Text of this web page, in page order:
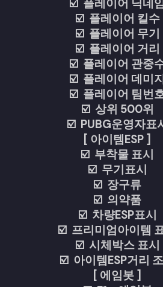
☑️ 플레이어 닉네
☑️ 플레이어 킬수
☑️ 플레이어 무기
☑️ 플레이어 거리
☑️ 플레이어 관중
☑️ 플레이어 데미
☑️ 플레이어 팀번
☑️ 상위 500위
☑️ PUBG운영자표
[ 아이템ESP ]
☑️ 부착물 표시
☑️ 무기표시
☑️ 장구류
☑️ 의약품
☑️ 차량ESP표시
☑️ 프리미엄아이템
☑️ 시체박스 표시
☑️ 아이템ESP거리
[ 에임봇 ]